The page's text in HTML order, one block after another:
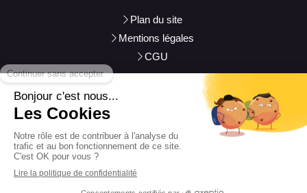
Plan du site
Mentions légales
CGU
LeMardide10hà13h
LesMercredietVendredi et de 14hà
18h
LeJeudi de9h à13h
Le
Samedi de à 12h
©2024 Cabinet dentaire du Dr Corinne DEBEAUVAIS -
Chirurgien-dentiste